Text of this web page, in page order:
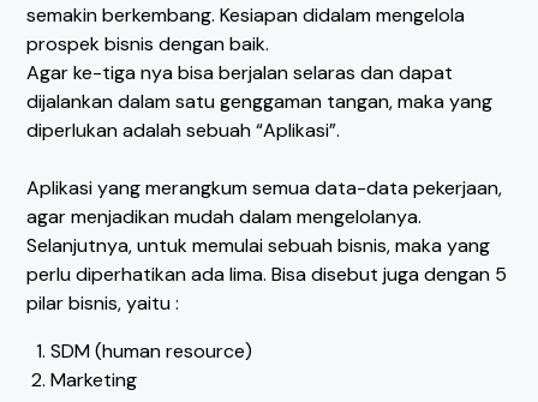
semakin berkembang. Kesiapan didalam mengelola
prospek bisnis dengan baik.
Agar ke-tiga nya bisa berjalan selaras dan dapat
dijalankan dalam satu genggaman tangan, maka yang
diperlukan adalah sebuah “Aplikasi”.
Aplikasi yang merangkum semua data-data pekerjaan,
agar menjadikan mudah dalam mengelolanya.
Selanjutnya, untuk memulai sebuah bisnis, maka yang
perlu diperhatikan ada lima. Bisa disebut juga dengan 5
pilar bisnis, yaitu :
SDM (human resource)
Marketing